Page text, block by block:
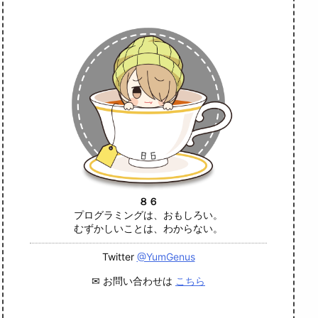
８６
プログラミングは、おもしろい。
むずかしいことは、わからない。
Twitter @YumGenus
✉ お問い合わせは こちら